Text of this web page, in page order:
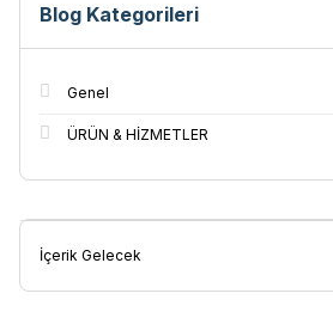
Blog Kategorileri
Genel
ÜRÜN & HİZMETLER
İçerik Gelecek